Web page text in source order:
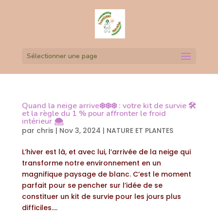
Sélectionner une page
Quand la neige arrive❄️❄️❄️ : votre kit de survie 🛠️
et la règle du 1 % pour affronter le froid
intérieur 🌨️
par chris | Nov 3, 2024 | NATURE ET PLANTES
L’hiver est là, et avec lui, l’arrivée de la neige qui
transforme notre environnement en un
magnifique paysage de blanc. C’est le moment
parfait pour se pencher sur l’idée de se
constituer un kit de survie pour les jours plus
difficiles....